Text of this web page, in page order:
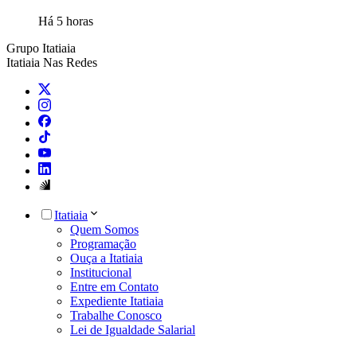
Há 5 horas
Grupo Itatiaia
Itatiaia Nas Redes
Itatiaia
Quem Somos
Programação
Ouça a Itatiaia
Institucional
Entre em Contato
Expediente Itatiaia
Trabalhe Conosco
Lei de Igualdade Salarial